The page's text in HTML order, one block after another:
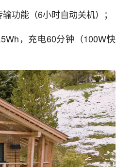
功能（6小时自动关机）；
，充电60分钟（100W快